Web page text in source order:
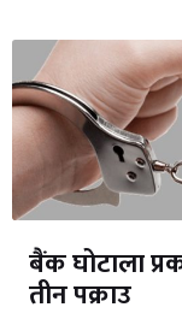
बैंक घोटाला
तीन पक्राउ